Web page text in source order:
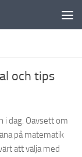
och tips
i dag. Oavsett om
på matematik
att välja med